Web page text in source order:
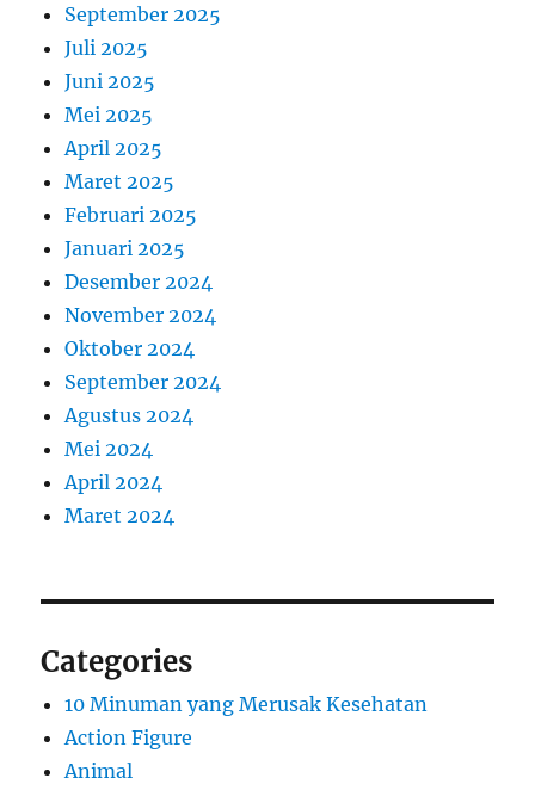
September 2025
Juli 2025
Juni 2025
Mei 2025
April 2025
Maret 2025
Februari 2025
Januari 2025
Desember 2024
November 2024
Oktober 2024
September 2024
Agustus 2024
Mei 2024
April 2024
Maret 2024
Categories
10 Minuman yang Merusak Kesehatan
Action Figure
Animal